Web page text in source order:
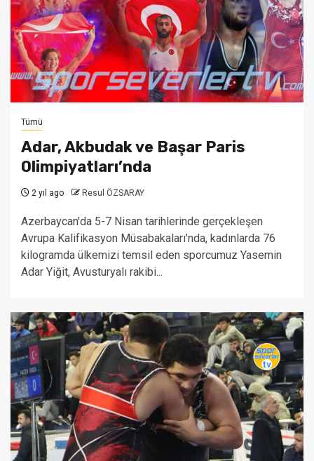
Tümü
Adar, Akbudak ve Başar Paris
Olimpiyatları’nda
2 yıl ago Resul ÖZSARAY
Azerbaycan'da 5-7 Nisan tarihlerinde gerçekleşen
Avrupa Kalifikasyon Müsabakaları'nda, kadınlarda 76
kilogramda ülkemizi temsil eden sporcumuz Yasemin
Adar Yiğit, Avusturyalı rakibi...